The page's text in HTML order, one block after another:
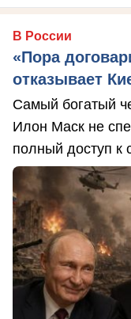
В России
«Пора
отказывает
Самый богатый
Илон Маск не
полный доступ к